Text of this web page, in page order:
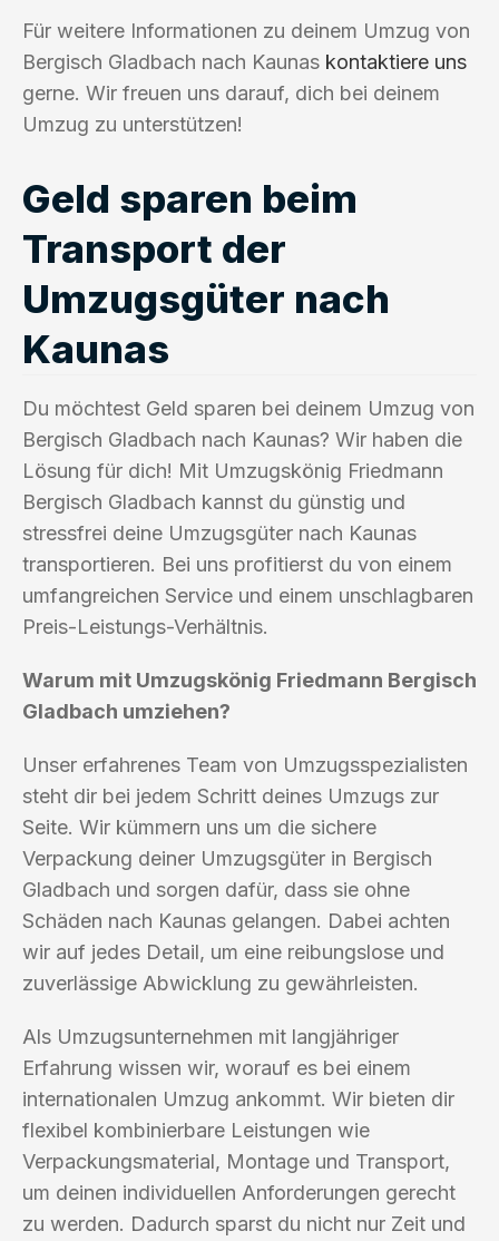
Für weitere Informationen zu deinem Umzug von
Bergisch Gladbach nach Kaunas kontaktiere uns
gerne. Wir freuen uns darauf, dich bei deinem
Umzug zu unterstützen!
Geld sparen beim
Transport der
Umzugsgüter nach
Kaunas
Du möchtest Geld sparen bei deinem Umzug von
Bergisch Gladbach nach Kaunas? Wir haben die
Lösung für dich! Mit Umzugskönig Friedmann
Bergisch Gladbach kannst du günstig und
stressfrei deine Umzugsgüter nach Kaunas
transportieren. Bei uns profitierst du von einem
umfangreichen Service und einem unschlagbaren
Preis-Leistungs-Verhältnis.
Warum mit Umzugskönig Friedmann Bergisch
Gladbach umziehen?
Unser erfahrenes Team von Umzugsspezialisten
steht dir bei jedem Schritt deines Umzugs zur
Seite. Wir kümmern uns um die sichere
Verpackung deiner Umzugsgüter in Bergisch
Gladbach und sorgen dafür, dass sie ohne
Schäden nach Kaunas gelangen. Dabei achten
wir auf jedes Detail, um eine reibungslose und
zuverlässige Abwicklung zu gewährleisten.
Als Umzugsunternehmen mit langjähriger
Erfahrung wissen wir, worauf es bei einem
internationalen Umzug ankommt. Wir bieten dir
flexibel kombinierbare Leistungen wie
Verpackungsmaterial, Montage und Transport,
um deinen individuellen Anforderungen gerecht
zu werden. Dadurch sparst du nicht nur Zeit und